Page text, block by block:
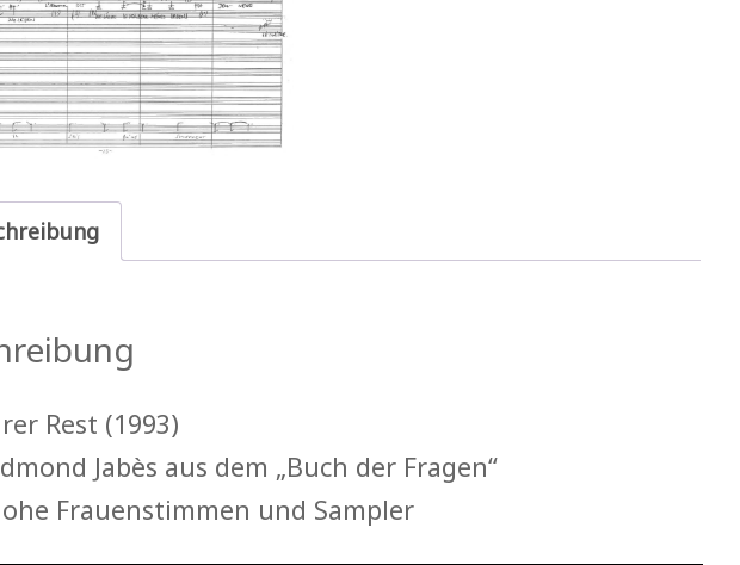
Rest (1993)
Jabès aus dem „Buch der Fragen“
Frauenstimmen und Sampler